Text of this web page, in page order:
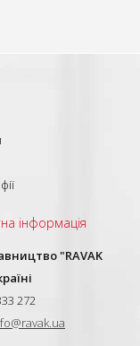
інформація
"RAVAK
272